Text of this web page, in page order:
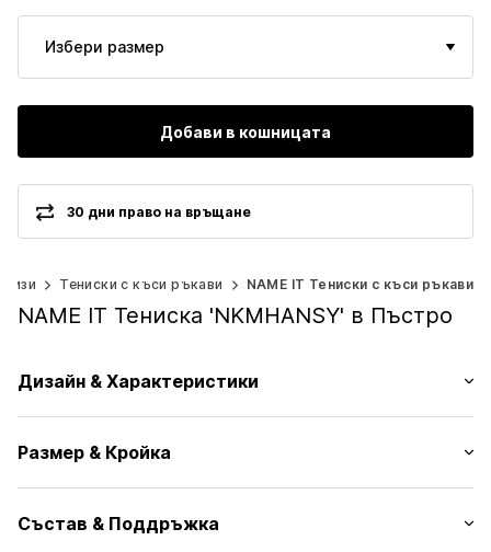
Избери размер
Добави в кошницата
30 дни право на връщане
ризи Тениски с къси ръкави NAME IT Тениски с къси ръкави
NAME IT Тениска 'NKMHANSY' в Пъстро
Дизайн & Характеристики
Жарсе
Обло деколте
Обточено с кант деколте
Размер & Кройка
Дължина на ръкавите: Къс ръкав
Състав & Поддръжка